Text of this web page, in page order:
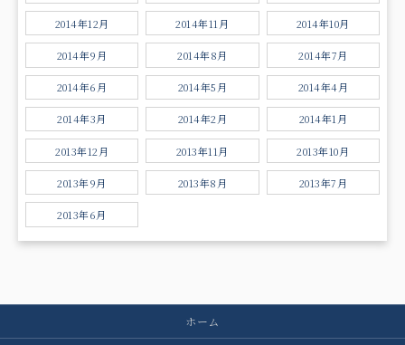
2014年12月 2014年11月 2014年10月
2014年9月 2014年8月 2014年7月
2014年6月 2014年5月 2014年4月
2014年3月 2014年2月 2014年1月
2013年12月 2013年11月 2013年10月
2013年9月 2013年8月 2013年7月
2013年6月
ホーム